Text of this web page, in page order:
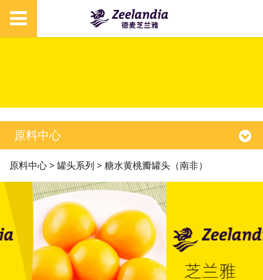
原料中心
糖水黄桃瓣罐头（南
非）
原料中心>罐头系列 >糖水黄桃瓣罐头（南非）